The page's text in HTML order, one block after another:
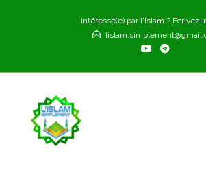
Intéressé(e) par l'Islam ? Ecrivez-